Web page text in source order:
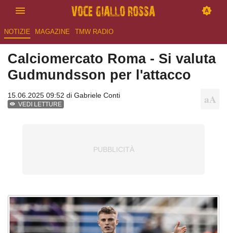
NOTIZIE MAGAZINE TMW RADIO
Calciomercato Roma - Si valuta
Gudmundsson per l'attacco
15.06.2025 09:52 di Gabriele Conti
VEDI LETTURE